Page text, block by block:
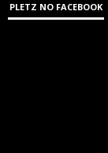
PLETZ NO FACEBOOK